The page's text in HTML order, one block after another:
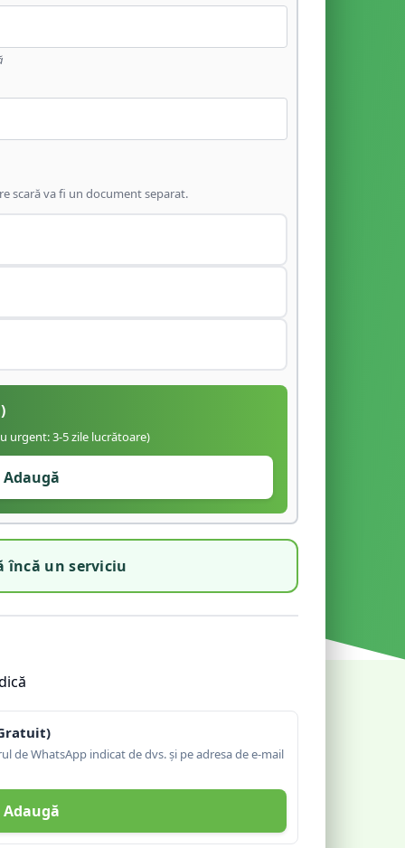
scară va fi un document separat.
urgent: 3-5 zile lucrătoare)
Adaugă
încă un serviciu
de WhatsApp indicat de dvs. și pe adresa de e-mail
Adaugă